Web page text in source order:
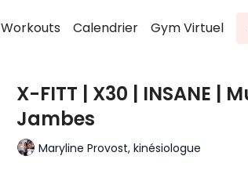
Workouts Calendrier Gym Virtuel
X-FITT | X30 | INSANE |
Jambes
Maryline Provost, kinésiologue